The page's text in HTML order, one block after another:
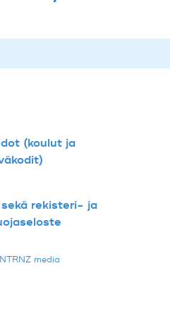
(koulut ja
rekisteri- ja
media